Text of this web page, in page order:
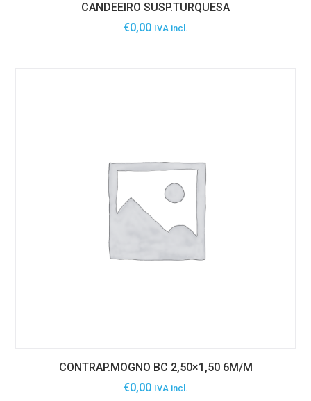
CANDEEIRO SUSP.TURQUESA
€0,00 IVA incl.
CONTRAP.MOGNO BC 2,50×1,50 6M/M
€0,00 IVA incl.